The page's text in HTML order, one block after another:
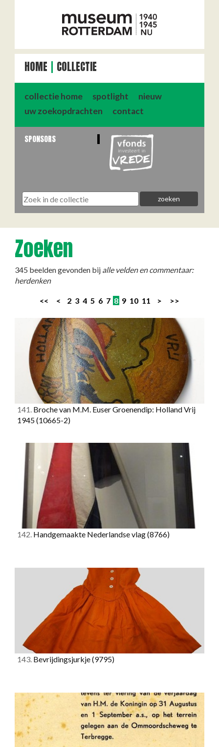
HOME COLLECTIE
collectie home spotlight
nieuw
uw zoekopdrachten
contact
SPONSORS
Zoeken
345 beelden gevonden bij alle velden en commentaar:
herdenken
<< < 2 3 4 5 6 7 8 9 10 11 > >>
141. Broche van M.M. Euser Groenendip: Holland Vrij
1945(10665-2)
142. Handgemaakte Nederlandse vlag(8766)
143. Bevrijdingsjurkje(9795)